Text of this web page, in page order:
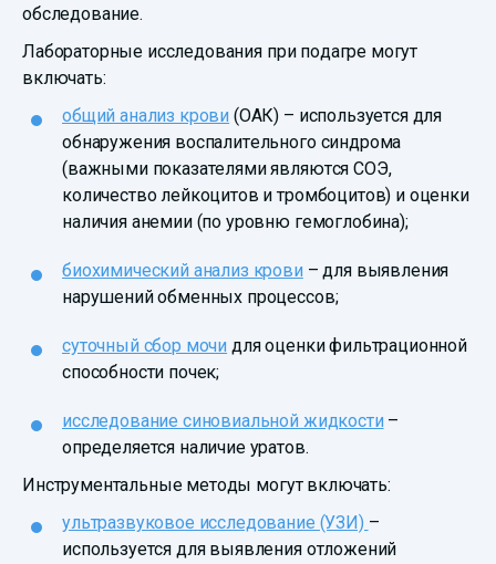
обследование.
Лабораторные исследования при подагре могут
включать:
общий анализ крови (ОАК) – используется для
обнаружения воспалительного синдрома
(важными показателями являются СОЭ,
количество лейкоцитов и тромбоцитов) и оценки
наличия анемии (по уровню гемоглобина);
биохимический анализ крови – для выявления
нарушений обменных процессов;
суточный сбор мочи для оценки фильтрационной
способности почек;
исследование синовиальной жидкости –
определяется наличие уратов.
Инструментальные методы могут включать:
ультразвуковое исследование (УЗИ) –
используется для выявления отложений